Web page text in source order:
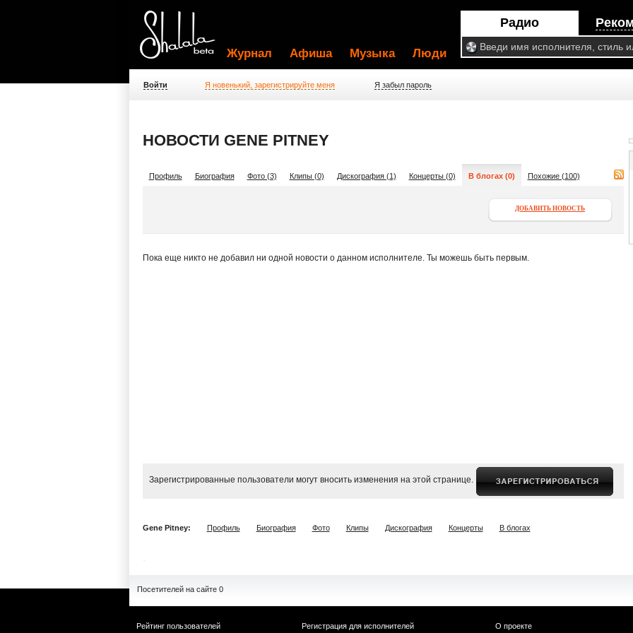
Радио
Журнал Афиша Музыка Люди
Войти Я новенький, зарегистрируйте меня Я забыл пароль
НОВОСТИ GENE PITNEY
Профиль Биография Фото (3) Клипы (0) Дискография (1) Концерты (0) В блогах (0) Похожие (100)
ДОБАВИТЬ НОВОСТЬ
Пока еще никто не добавил ни одной новости о данном исполнителе. Ты можешь быть первым.
Зарегистрированные пользователи могут вносить изменения на этой странице.
Gene Pitney: Профиль Биография Фото Клипы Дискография Концерты В блогах
Посетителей на сайте 0
Рейтинг пользователей
Регистрация для исполнителей
О проекте